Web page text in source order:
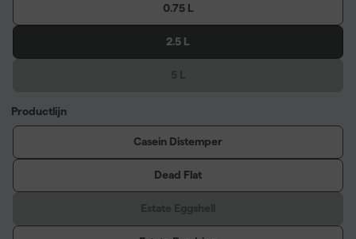
0.75 L
2.5 L
Productlijn
Casein Distemper
Dead Flat